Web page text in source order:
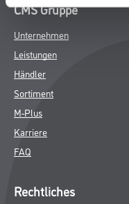
CMS Gruppe
Unternehmen
Leistungen
Händler
Sortiment
M-Plus
Karriere
FAQ
Rechtliches